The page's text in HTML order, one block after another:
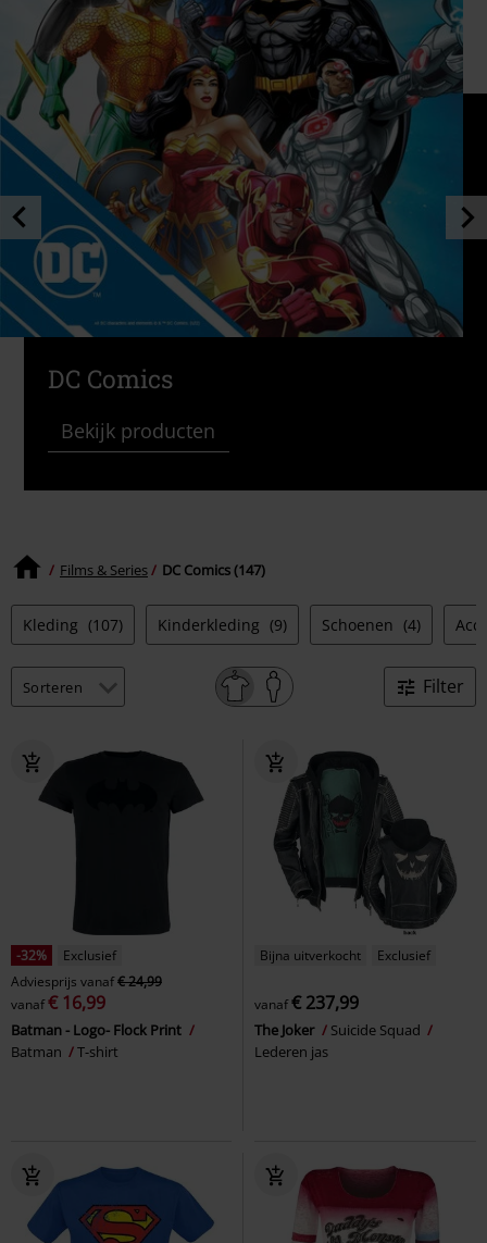
DC Comics
Bekijk producten
Films & Series DC Comics (147)
Kleding (107) Kinderkleding (9) Schoenen (4)
Filter
-32%
Exclusief
Adviesprijs vanaf€ 24,99
vanaf€ 16,99
Batman - Logo- Flock Print
Batman
T-shirt
Bijna uitverkocht Exclusief
vanaf€ 237,99
The Joker
Suicide Squad
Lederen jas